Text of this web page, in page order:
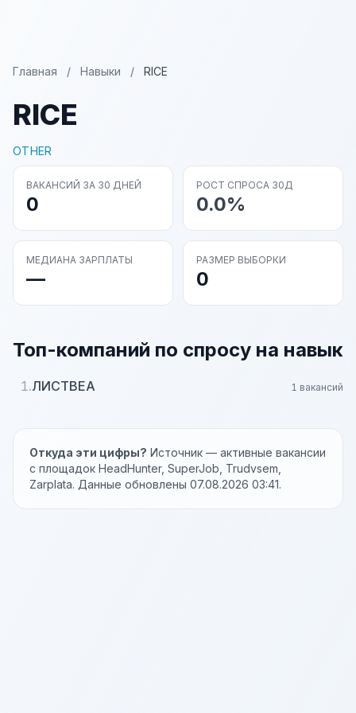
Главная / Навыки / RICE
RICE
OTHER
ВАКАНСИЙ ЗА 30 ДНЕЙ
0
РОСТ СПРОСА 30Д
0.0%
МЕДИАНА ЗАРПЛАТЫ
—
РАЗМЕР ВЫБОРКИ
0
Топ-компаний по спросу на навык
1.ЛИСТВЕА 1 вакансий
Откуда эти цифры? Источник — активные вакансии
с площадок HeadHunter, SuperJob, Trudvsem,
Zarplata. Данные обновлены 07.08.2026 03:41.